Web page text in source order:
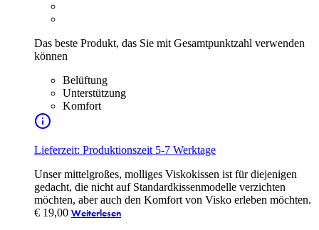
Das beste Produkt, das Sie mit Gesamtpunktzahl verwenden
können
Belüftung
Unterstützung
Komfort
Lieferzeit: Produktionszeit 5-7 Werktage
Unser mittelgroßes, molliges Viskokissen ist für diejenigen
gedacht, die nicht auf Standardkissenmodelle verzichten
möchten, aber auch den Komfort von Visko erleben möchten.
€ 19,00 Weiterlesen